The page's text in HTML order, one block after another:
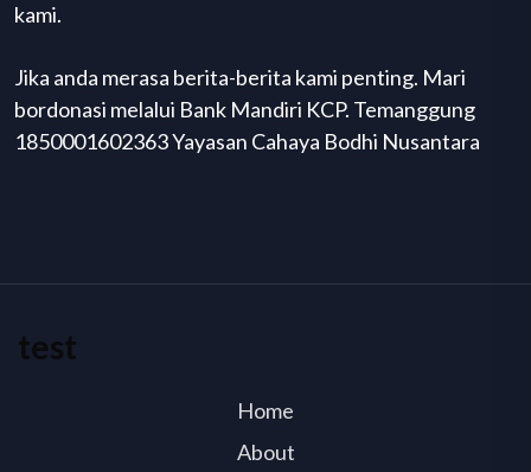
kami.
Jika anda merasa berita-berita kami penting. Mari
bordonasi melalui Bank Mandiri KCP. Temanggung
1850001602363 Yayasan Cahaya Bodhi Nusantara
test
Home
About